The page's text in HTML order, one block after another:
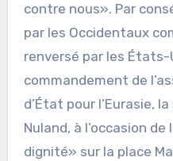
contre nous». Par
par les Occidentaux
renversé par les États-
commandement de
d’État pour l’Eurasie,
Nuland, à l’occasion
dignité» sur la place